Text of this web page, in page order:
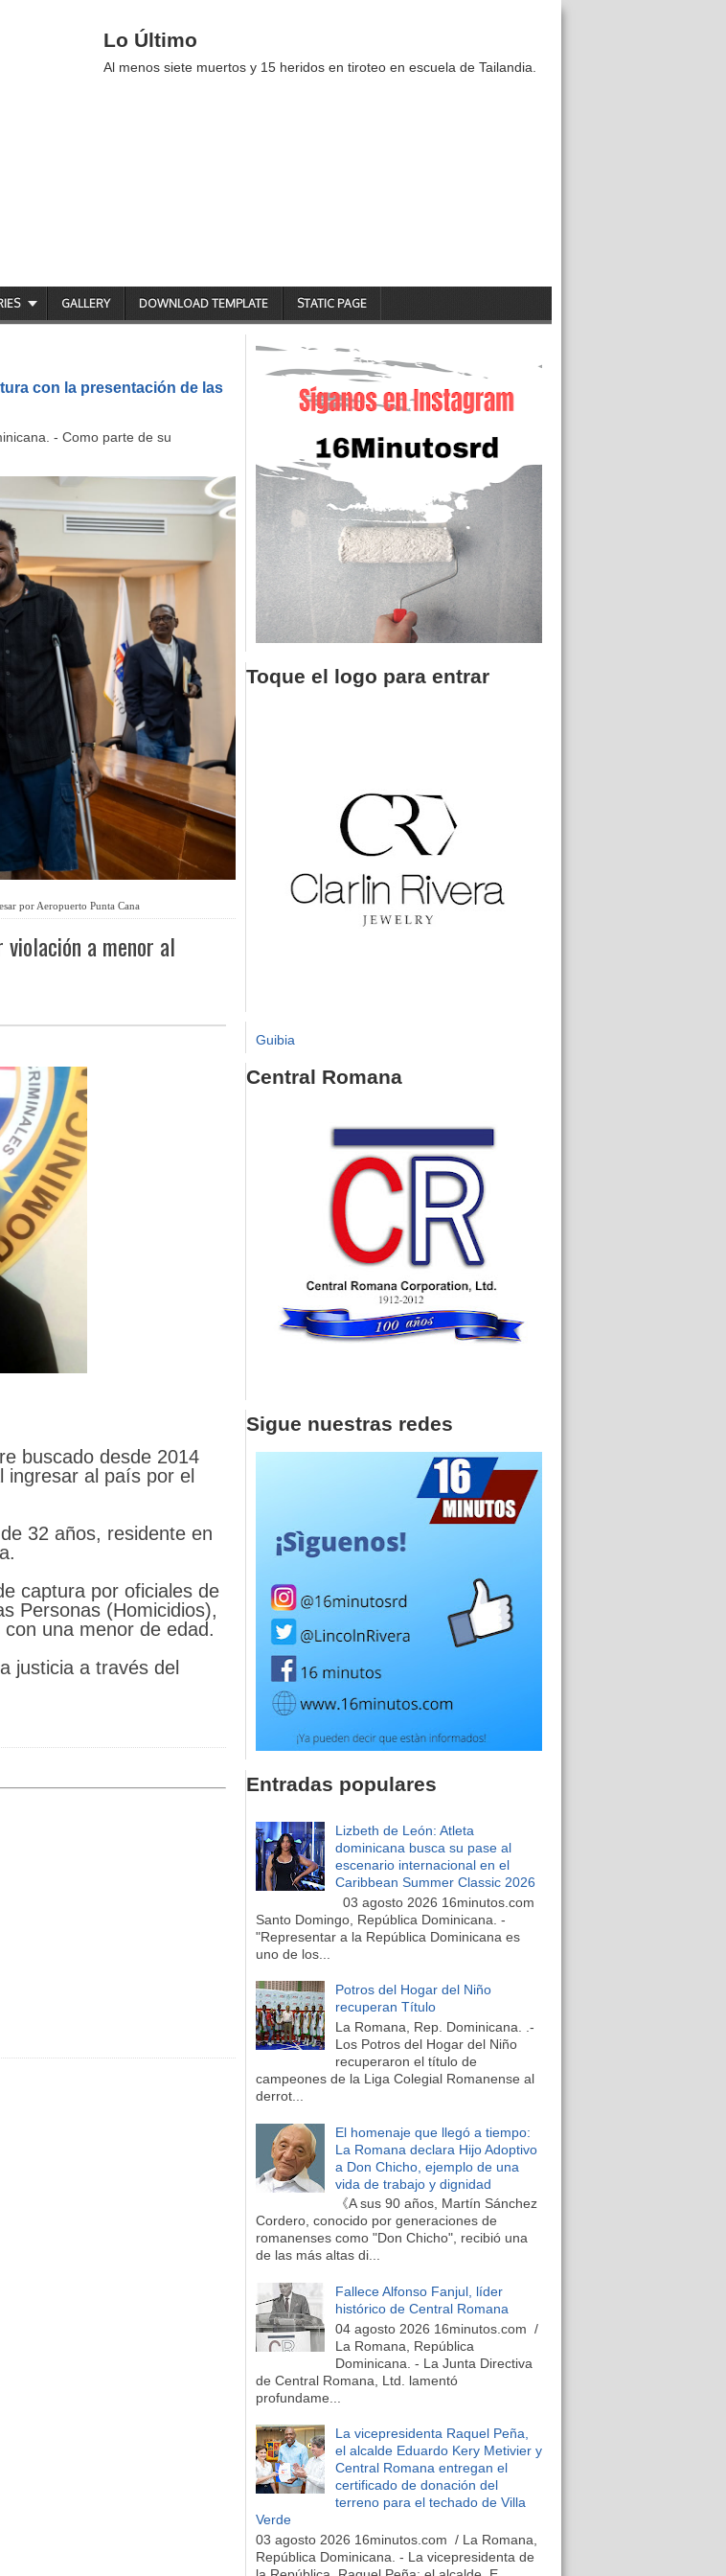
Lo Último
Al menos siete muertos y 15 heridos en tiroteo en escuela de Tailandia.
GALLERY DOWNLOAD TEMPLATE STATIC PAGE
con la presentación de las
- Como parte de su
por Aeropuerto Punta Cana
violación a menor al
buscado desde 2014
ingresar al país por el
32 años, residente en
captura por oficiales de
Personas (Homicidios),
una menor de edad.
justicia a través del
Toque el logo para entrar
Guibia
Central Romana
Sigue nuestras redes
Entradas populares
Lizbeth de León: Atleta
dominicana busca su pase al
escenario internacional en el
Caribbean Summer Classic 2026
03 agosto 2026 16minutos.com
Santo Domingo, República Dominicana. -
"Representar a la República Dominicana es
uno de los...
Potros del Hogar del Niño
recuperan Título
La Romana, Rep. Dominicana. .-
Los Potros del Hogar del Niño
recuperaron el título de
campeones de la Liga Colegial Romanense al
derrot...
El homenaje que llegó a tiempo:
La Romana declara Hijo Adoptivo
a Don Chicho, ejemplo de una
vida de trabajo y dignidad
《A sus 90 años, Martín Sánchez
Cordero, conocido por generaciones de
romanenses como "Don Chicho", recibió una
de las más altas di...
Fallece Alfonso Fanjul, líder
histórico de Central Romana
04 agosto 2026 16minutos.com /
La Romana, República
Dominicana. - La Junta Directiva
de Central Romana, Ltd. lamentó
profundame...
La vicepresidenta Raquel Peña,
el alcalde Eduardo Kery Metivier y
Central Romana entregan el
certificado de donación del
terreno para el techado de Villa
Verde
03 agosto 2026 16minutos.com / La Romana,
República Dominicana. - La vicepresidenta de